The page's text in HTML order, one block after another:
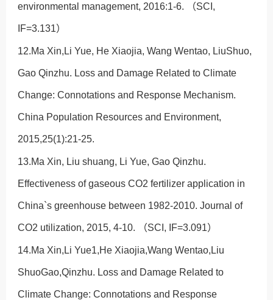
environmental management, 2016:1-6. （SCI,
IF=3.131）
12.Ma Xin,Li Yue, He Xiaojia, Wang Wentao, LiuShuo,
Gao Qinzhu. Loss and Damage Related to Climate
Change: Connotations and Response Mechanism.
China Population Resources and Environment,
2015,25(1):21-25.
13.Ma Xin, Liu shuang, Li Yue, Gao Qinzhu.
Effectiveness of gaseous CO2 fertilizer application in
China`s greenhouse between 1982-2010. Journal of
CO2 utilization, 2015, 4-10. （SCI, IF=3.091）
14.Ma Xin,Li Yue1,He Xiaojia,Wang Wentao,Liu
ShuoGao,Qinzhu. Loss and Damage Related to
Climate Change: Connotations and Response